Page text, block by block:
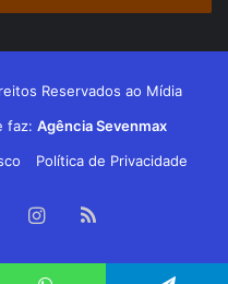
Reservados ao Mídia
faz: Agência Sevenmax
Política de Privacidade
Instagram
RSS